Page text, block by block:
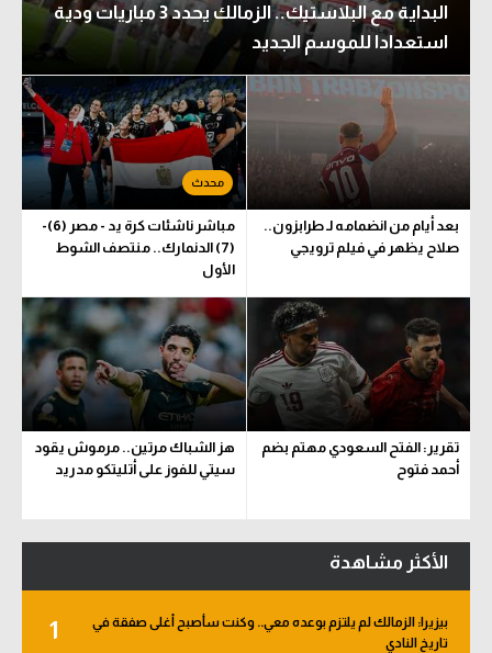
البداية مع البلاستيك.. الزمالك يحدد 3 مباريات ودية
استعدادا للموسم الجديد
بعد أيام من انضمامه لـ طرابزون..
صلاح يظهر في فيلم ترويجي
مباشر ناشئات كرة يد - مصر (6)-
(7) الدنمارك.. منتصف الشوط
الأول
تقرير: الفتح السعودي مهتم بضم
أحمد فتوح
هز الشباك مرتين.. مرموش يقود
سيتي للفوز على أتليتكو مدريد
الأكثر مشاهدة
1
بيزيرا: الزمالك لم يلتزم بوعده معي.. وكنت سأصبح أغلى صفقة في
تاريخ النادي